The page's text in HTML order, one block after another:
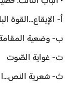
أ‌- الإيقاع...القوة
ب‌- وضعية
ت‌- غواية الصّوت
ث‌- شعرية